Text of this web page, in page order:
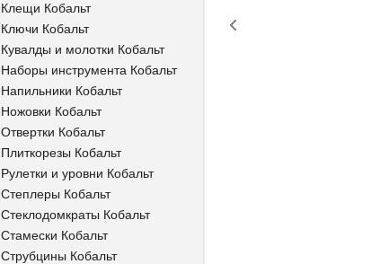
Клещи Кобальт
Ключи Кобальт
Кувалды и молотки Кобальт
Наборы инструмента Кобальт
Напильники Кобальт
Ножовки Кобальт
Отвертки Кобальт
Плиткорезы Кобальт
Рулетки и уровни Кобальт
Степлеры Кобальт
Стеклодомкраты Кобальт
Стамески Кобальт
Струбцины Кобальт